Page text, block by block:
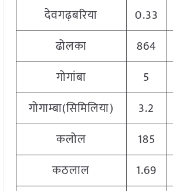
देवगढ़बरिया
0.33
ढोलका
864
गोगांबा
5
गोगाम्बा(सिमिलिया)
3.2
कलोल
185
कठलाल
1.69